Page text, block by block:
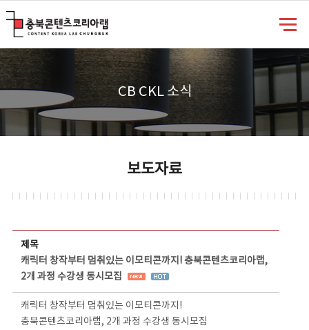
CB CKL 소식
보도자료
제목
캐릭터 창작부터 멈춰있는 이모티콘까지! 충북콘텐츠코리아랩,
2개 과정 수강생 동시모집
캐릭터 창작부터 멈춰있는 이모티콘까지!
충북콘텐츠코리아랩, 2개 과정 수강생 동시모집